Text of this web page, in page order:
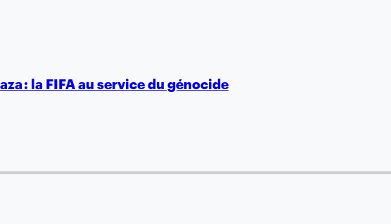
: la FIFA au service du génocide